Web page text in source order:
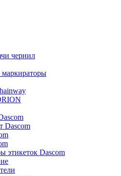
чернил
Dascom
этикеток Dascom